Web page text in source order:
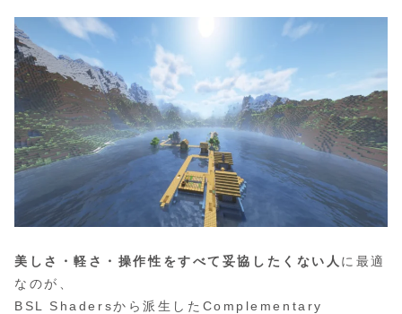
美しさ・軽さ・操作性をすべて妥協したくない人 に最適
なのが、
BSL Shadersから派生したComplementary